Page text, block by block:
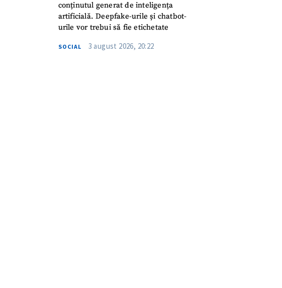
conținutul generat de inteligența
artificială. Deepfake-urile și chatbot-
urile vor trebui să fie etichetate
SOCIAL 3 august 2026, 20:22